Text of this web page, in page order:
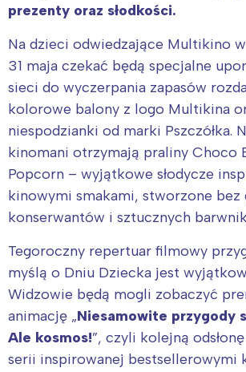
prezenty oraz słodkości.
Na dzieci odwiedzające Multikino
31 maja czekać będą specjalne
sieci do wyczerpania zapasów
kolorowe balony z logo Multikina
niespodzianki od marki Pszczółka.
kinomani otrzymają praliny Choco
Popcorn – wyjątkowe słodycze
kinowymi smakami, stworzone bez
konserwantów i sztucznych
Tegoroczny repertuar filmowy
myślą o Dniu Dziecka jest
Widzowie będą mogli zobaczyć
animację „Niesamowite przygody
Ale kosmos!”, czyli kolejną
serii inspirowanej bestsellerowymi